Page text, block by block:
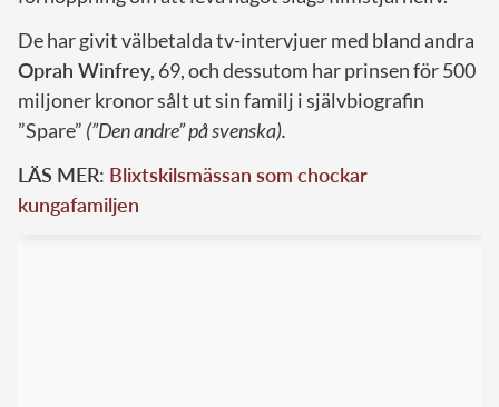
De har givit välbetalda tv-intervjuer med bland andra
Oprah Winfrey, 69, och dessutom har prinsen för 500
miljoner kronor sålt ut sin familj i självbiografin
”Spare” (”Den andre” på svenska).
LÄS MER: Blixtskilsmässan som chockar
kungafamiljen